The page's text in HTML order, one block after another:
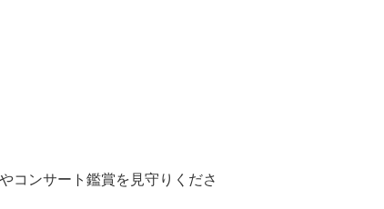
コンサート鑑賞を見守りくださ